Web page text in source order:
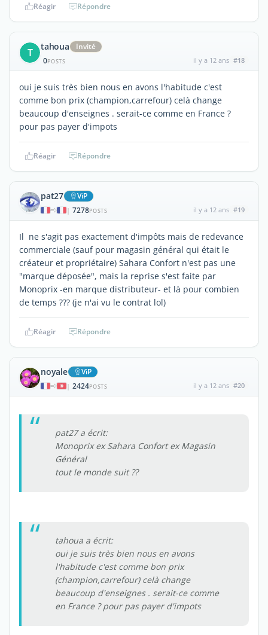
Réagir Répondre
T tahoua
Invité
0POSTS il y a 12 ans #18
oui je suis très bien nous en avons l'habitude c'est
comme bon prix (champion,carrefour) celà change
beaucoup d'enseignes . serait-ce comme en France ?
pour pas payer d'impots
Réagir Répondre
pat27 ViP
| 7278POSTS il y a 12 ans #19
Il ne s'agit pas exactement d'impôts mais de redevance
commerciale (sauf pour magasin général qui était le
créateur et propriétaire) Sahara Confort n'est pas une
"marque déposée", mais la reprise s'est faite par
Monoprix -en marque distributeur- et là pour combien
de temps ??? (je n'ai vu le contrat lol)
Réagir Répondre
noyale ViP
| 2424POSTS il y a 12 ans #20
pat27 a écrit:
Monoprix ex Sahara Confort ex Magasin
Général
tout le monde suit ??
tahoua a écrit:
oui je suis très bien nous en avons
l'habitude c'est comme bon prix
(champion,carrefour) celà change
beaucoup d'enseignes . serait-ce comme
en France ? pour pas payer d'impots